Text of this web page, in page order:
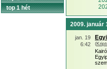
2009. január
jan. 19
6:42
(
top 1 hét